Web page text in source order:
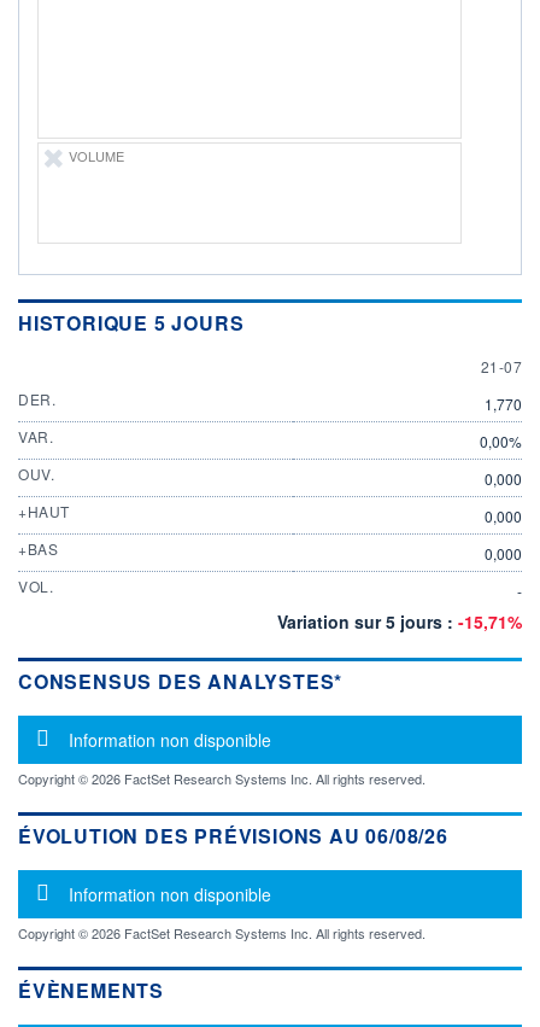
VOLUME
HISTORIQUE 5 JOURS
21 JULY
21-07
DER.
1,770
VAR.
0,00%
OUV.
0,000
+HAUT
0,000
+BAS
0,000
VOL.
-
Variation sur 5 jours : -15,71%
CONSENSUS DES ANALYSTES*
Message d'information
Information non disponible
Copyright © 2026 FactSet Research Systems Inc. All rights reserved.
ÉVOLUTION DES PRÉVISIONS AU 06/08/26
Message d'information
Information non disponible
Copyright © 2026 FactSet Research Systems Inc. All rights reserved.
ÉVÈNEMENTS